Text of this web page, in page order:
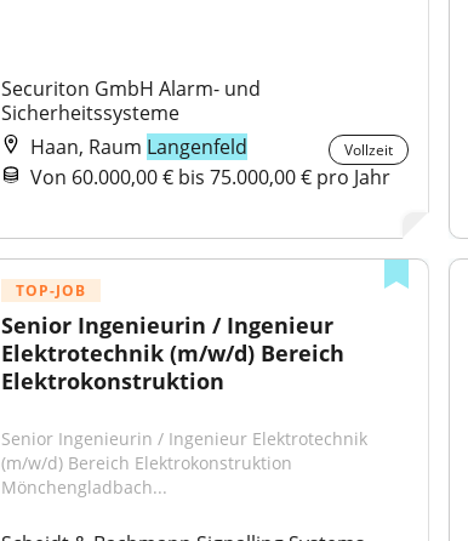
Securiton GmbH Alarm- und
Sicherheitssysteme
Haan, Raum Langenfeld Vollzeit
Von 60.000,00 € bis 75.000,00 € pro Jahr
TOP-JOB
Senior Ingenieurin / Ingenieur
Elektrotechnik (m/w/d) Bereich
Elektrokonstruktion
Senior Ingenieurin / Ingenieur Elektrotechnik
(m/w/d) Bereich Elektrokonstruktion
Mönchengladbach...